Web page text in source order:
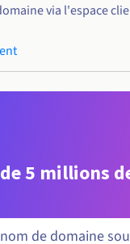
via l'espace
5 millions